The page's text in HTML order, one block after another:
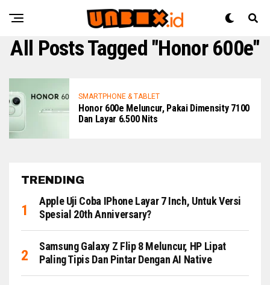
All Posts Tagged "Honor 600e"
SMARTPHONE & TABLET
Honor 600e Meluncur, Pakai Dimensity 7100
Dan Layar 6.500 Nits
TRENDING
Apple Uji Coba IPhone Layar 7 Inch, Untuk Versi
Spesial 20th Anniversary?
Samsung Galaxy Z Flip 8 Meluncur, HP Lipat
Paling Tipis Dan Pintar Dengan AI Native